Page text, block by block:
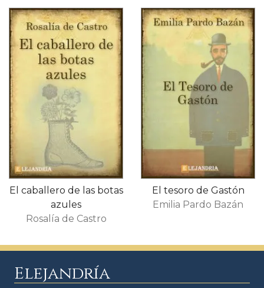
El caballero de las botas
azules
Rosalía de Castro
El tesoro de Gastón
Emilia Pardo Bazán
Elejandría